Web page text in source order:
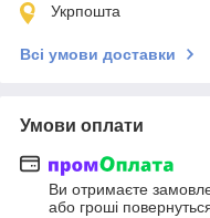
Укрпошта
Всі умови доставки
Умови оплати
Ви отримаєте
або гроші